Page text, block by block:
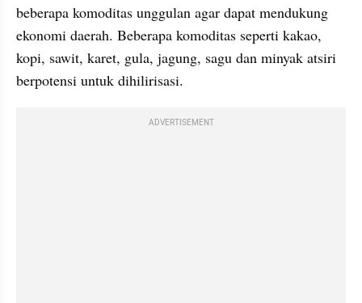
beberapa komoditas unggulan agar dapat mendukung
ekonomi daerah. Beberapa komoditas seperti kakao,
kopi, sawit, karet, gula, jagung, sagu dan minyak atsiri
berpotensi untuk dihilirisasi.
ADVERTISEMENT